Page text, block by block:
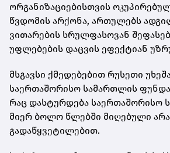
ორგანიზაციებისთვის
წვდომის არქონა, ართულებს
ვითარების სრულფასოვან
უფლებების დაცვის ეფექტიან
მსგავსი ქმედებებით რუსეთი
საერთაშორისო სამართლის
რაც დასტურდება საერთაშორისო
მიერ ბოლო წლებში მიღებული
გადაწყვეტილებით.